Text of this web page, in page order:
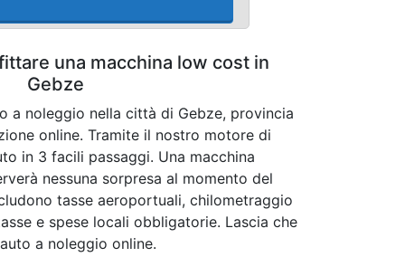
una macchina low cost in
Gebze
a noleggio nella città di Gebze, provincia
online. Tramite il nostro motore di
in 3 facili passaggi. Una macchina
nessuna sorpresa al momento del
tasse aeroportuali, chilometraggio
e spese locali obbligatorie. Lascia che
a noleggio online.